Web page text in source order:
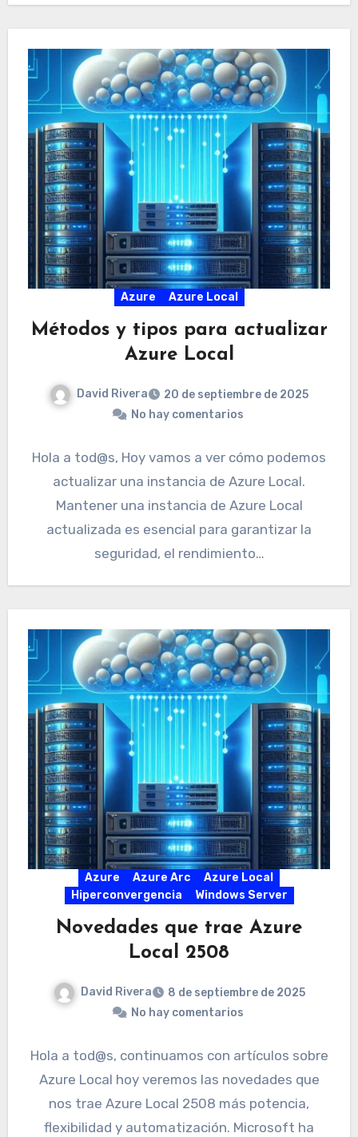
Azure Azure Local
Métodos y tipos para actualizar
Azure Local
David Rivera
20 de septiembre de 2025
No hay comentarios
Hola a tod@s, Hoy vamos a ver cómo podemos
actualizar una instancia de Azure Local.
Mantener una instancia de Azure Local
actualizada es esencial para garantizar la
seguridad, el rendimiento…
Azure Azure Arc
Azure Local
Hiperconvergencia
Windows Server
Novedades que trae Azure
Local 2508
David Rivera
8 de septiembre de 2025
No hay comentarios
Hola a tod@s, continuamos con artículos sobre
Azure Local hoy veremos las novedades que
nos trae Azure Local 2508 más potencia,
flexibilidad y automatización. Microsoft ha